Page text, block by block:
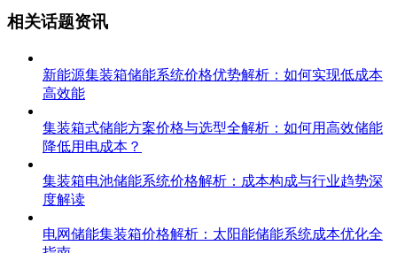
相关话题资讯
新能源集装箱储能系统价格优势解析：如何实现低成本
高效能
集装箱式储能方案价格与选型全解析：如何用高效储能
降低用电成本？
集装箱电池储能系统价格解析：成本构成与行业趋势深
度解读
电网储能集装箱价格解析：太阳能储能系统成本优化全